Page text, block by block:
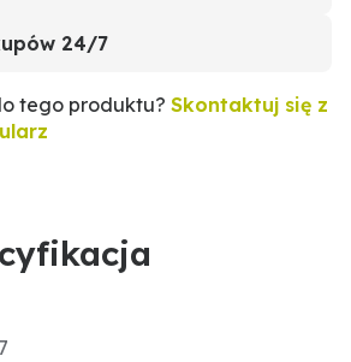
24/7
tego produktu? Skontaktuj się z